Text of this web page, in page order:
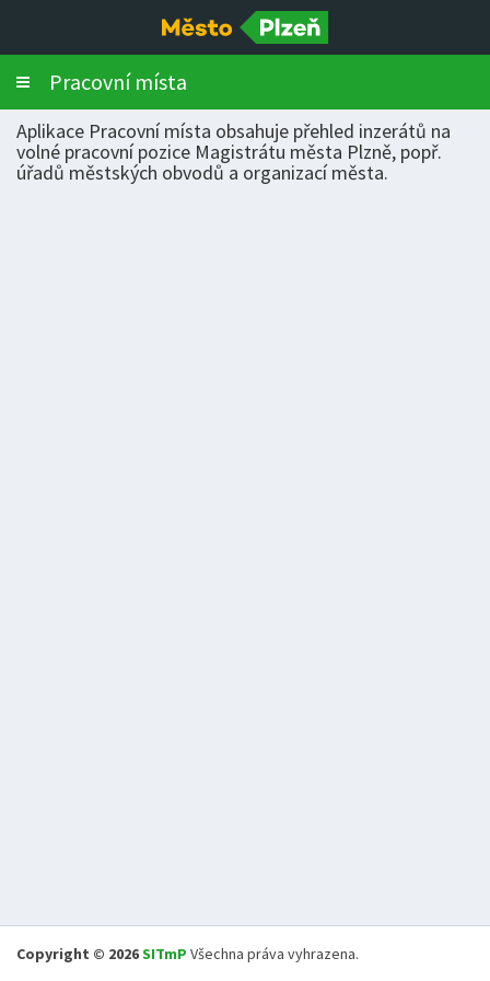
TogglePracovní místa
Aplikace Pracovní místa obsahuje přehled inzerátů na
volné pracovní pozice Magistrátu města Plzně, popř.
úřadů městských obvodů a organizací města.
Copyright © 2026SITmP Všechna práva vyhrazena.